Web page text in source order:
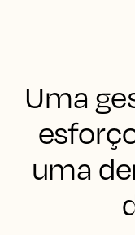
Uma
uma